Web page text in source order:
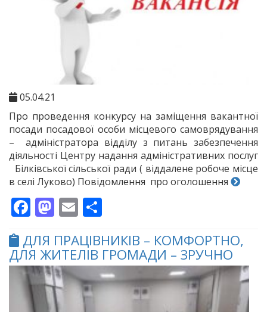
05.04.21
Про проведення конкурсу на заміщення вакантної
посади посадової особи місцевого самоврядування
– адміністратора відділу з питань забезпечення
діяльності Центру надання адміністративних послуг
Білківської сільської ради ( віддалене робоче місце
в селі Луково) Повідомлення про оголошення
Facebook
Mastodon
Email
ДЛЯ ПРАЦІВНИКІВ – КОМФОРТНО,
ДЛЯ ЖИТЕЛІВ ГРОМАДИ – ЗРУЧНО